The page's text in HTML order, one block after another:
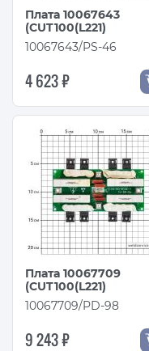
Плата 10067643
(CUT100(L221)
10067643/PS-46
4 623 ₽
Плата 10067709
(CUT100(L221)
10067709/PD-98
9 243 ₽